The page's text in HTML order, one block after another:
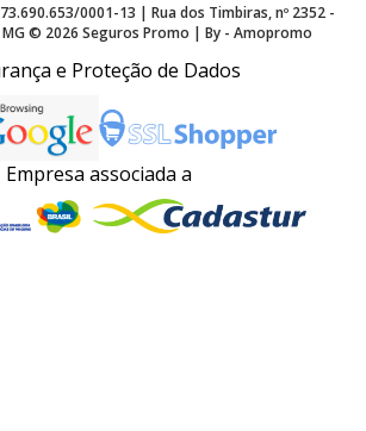
0001-13 | Rua dos Timbiras, nº 2352 -
© 2026 Seguros Promo | By - Amopromo
e Proteção de Dados
Empresa associada a